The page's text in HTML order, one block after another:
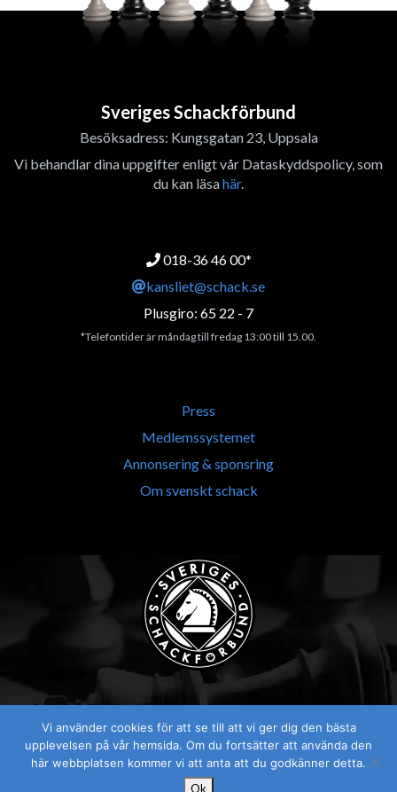
Sveriges Schackförbund
Besöksadress: Kungsgatan 23, Uppsala
Vi behandlar dina uppgifter enligt vår Dataskyddspolicy, som
du kan läsahär.
018-36 46 00*
kansliet@schack.se
Plusgiro: 65 22 - 7
*Telefontider är måndag till fredag 13:00 till 15.00.
Press
Medlemssystemet
Annonsering & sponsring
Om svenskt schack
Visselblåsaren
Vi använder cookies för att se till att vi ger dig den bästa
upplevelsen på vår hemsida. Om du fortsätter att använda den
här webbplatsen kommer vi att anta att du godkänner detta.
Ok